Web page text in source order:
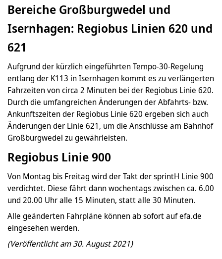
Bereiche Großburgwedel und
Isernhagen: Regiobus Linien 620 und
621
Aufgrund der kürzlich eingeführten Tempo-30-Regelung
entlang der K113 in Isernhagen kommt es zu verlängerten
Fahrzeiten von circa 2 Minuten bei der Regiobus Linie 620.
Durch die umfangreichen Änderungen der Abfahrts- bzw.
Ankunftszeiten der Regiobus Linie 620 ergeben sich auch
Änderungen der Linie 621, um die Anschlüsse am Bahnhof
Großburgwedel zu gewährleisten.
Regiobus Linie 900
Von Montag bis Freitag wird der Takt der sprintH Linie 900
verdichtet. Diese fährt dann wochentags zwischen ca. 6.00
und 20.00 Uhr alle 15 Minuten, statt alle 30 Minuten.
Alle geänderten Fahrpläne können ab sofort auf efa.de
eingesehen werden.
(Veröffentlicht am 30. August 2021)